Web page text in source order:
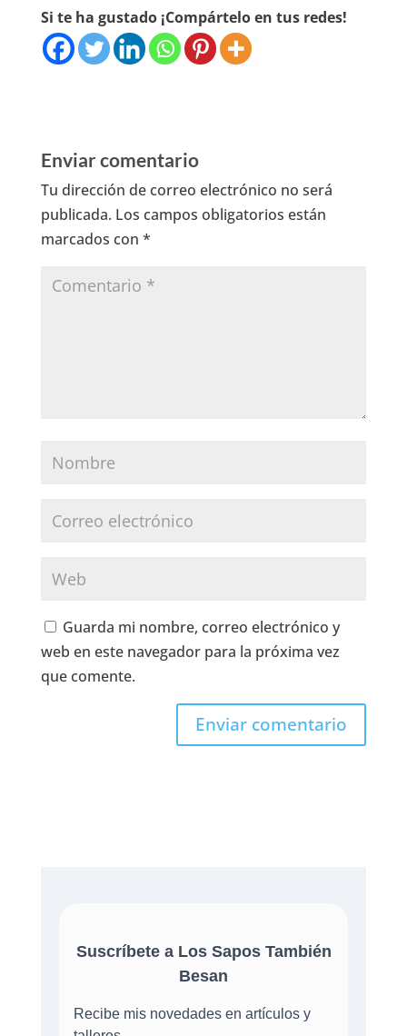
Si te ha gustado ¡Compártelo en tus redes!
Enviar comentario
Tu dirección de correo electrónico no será
publicada. Los campos obligatorios están
marcados con *
Guarda mi nombre, correo electrónico y
web en este navegador para la próxima vez
que comente.